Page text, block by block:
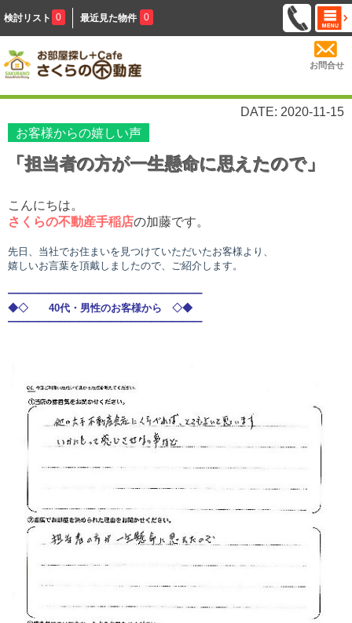
検討リスト 0 最近見た物件 0
お問合せ
DATE: 2020-11-15
お客様からの嬉しい声
「担当者の方が一生懸命に思えたので」
こんにちは。
さくらの不動産手稲店の加藤です。
先日、当社でお住まいを見つけていただいたお客様より、
嬉しいお言葉を頂戴しましたので、ご紹介します。
━━━━━━━━━━━━━━━━━━━
◆◇ 40代・男性のお客様から ◇◆
━━━━━━━━━━━━━━━━━━━